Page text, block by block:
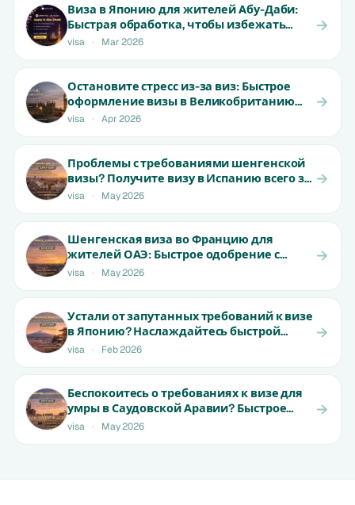
Виза в Японию для жителей Абу-Даби:
Быстрая обработка, чтобы избежать
отказа | Начинается от 699 AED
visa · Mar 2026
Остановите стресс из-за виз: Быстрое
оформление визы в Великобританию
для жителей ОАЭ | От 1800 AED
visa · Apr 2026
Проблемы с требованиями шенгенской
визы? Получите визу в Испанию всего за
15 дней для жителей ОАЭ! |
visa · May 2026
Шенгенская виза во Францию для
жителей ОАЭ: Быстрое одобрение с
ранними местами | Не пропустите!
visa · May 2026
Устали от запутанных требований к визе
в Японию? Наслаждайтесь быстрой
обработкой для резидентов ОАЭ | От 650
visa · Feb 2026
Беспокоитесь о требованиях к визе для
умры в Саудовской Аравии? Быстрое
одобрение для жителей ОАЭ |
visa · May 2026